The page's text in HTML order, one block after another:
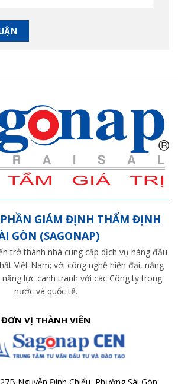
PHẦN GIÁM ĐỊNH THẨM ĐỊNH
GÒN (SAGONAP)
trở thành nhà cung cấp dịch vụ hàng đầu
Việt Nam; với công nghệ hiện đại, năng
lực canh tranh với các Công ty trong
nước và quốc tế.
ĐƠN VỊ THÀNH VIÊN